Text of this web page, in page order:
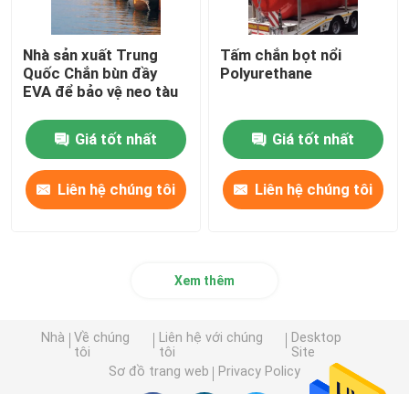
Nhà sản xuất Trung
Quốc Chắn bùn đầy
EVA để bảo vệ neo tàu
Giá tốt nhất
Liên hệ chúng tôi
Tấm chắn bọt nổi
Polyurethane
Giá tốt nhất
Liên hệ chúng tôi
Xem thêm
Nhà
Về chúng
tôi
Liên hệ với chúng
tôi
Desktop
Site
Sơ đồ trang web
Privacy Policy